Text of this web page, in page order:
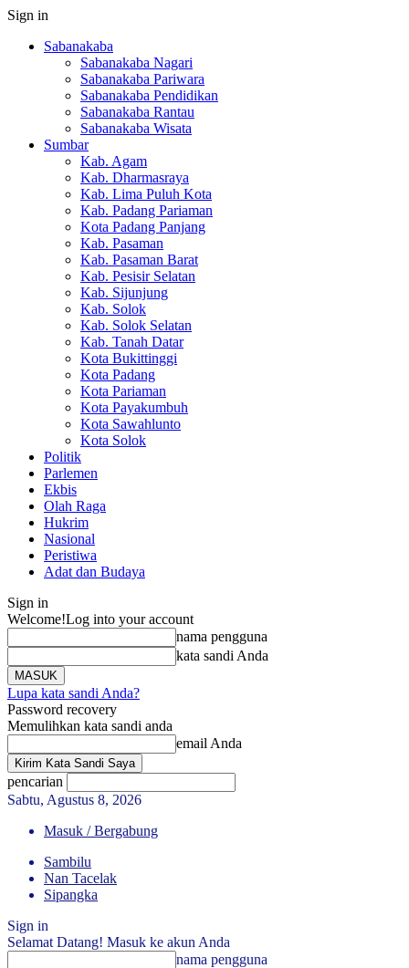
Sign in
Sabanakaba
Sabanakaba Nagari
Sabanakaba Pariwara
Sabanakaba Pendidikan
Sabanakaba Rantau
Sabanakaba Wisata
Sumbar
Kab. Agam
Kab. Dharmasraya
Kab. Lima Puluh Kota
Kab. Padang Pariaman
Kota Padang Panjang
Kab. Pasaman
Kab. Pasaman Barat
Kab. Pesisir Selatan
Kab. Sijunjung
Kab. Solok
Kab. Solok Selatan
Kab. Tanah Datar
Kota Bukittinggi
Kota Padang
Kota Pariaman
Kota Payakumbuh
Kota Sawahlunto
Kota Solok
Politik
Parlemen
Ekbis
Olah Raga
Hukrim
Nasional
Peristiwa
Adat dan Budaya
Sign in
Welcome!Log into your account
nama pengguna
kata sandi Anda
Lupa kata sandi Anda?
Password recovery
Memulihkan kata sandi anda
email Anda
pencarian
Sabtu, Agustus 8, 2026
Masuk / Bergabung
Sambilu
Nan Tacelak
Sipangka
Sign in
Selamat Datang! Masuk ke akun Anda
nama pengguna